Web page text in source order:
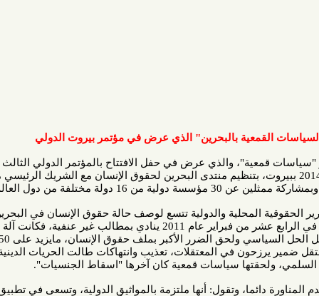
بالبحرين" الذي عرض في مؤتمر بيروت الدولي
والذي عرض في حفل الافتتاح بالمؤتمر الدولي الثالث المنعقد
13 فبراير/شباط 2014 ببيروت، بتنظيم منتدى البحرين لحقوق الإنسان مع الشريك الرئيسي مرصد
من دول العالم.
المحلية والدولية تتسع لوصف حالة حقوق الإنسان في البحرين، هذه
الجزيرة الصغير التي خرج شعبها في الرابع عشر من فبراير عام 2011 ينادي بمطالب غير عنفية، فكانت آلة القمع لغة
السلطة في التعاطي، ومعها تعطل الحل السياسي ولحق الضرر الأكبر بملف حقوق الإنسان، مايزيد على 150 مواطنا
و 3000 معتقل ضمير يرزحون في المعتقلات، تعذيب وانتهاكات طالت الحريات الدينية وحرية
سياسات قمعية كان آخرها "اسقاط الجنسيات".
وتقول: أنها ملتزمة بالمواثيق الدولية، وتسعى في تطبيق توصيات